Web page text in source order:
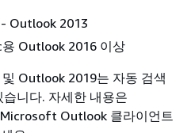
- Outlook 2013
Outlook 2016 이상
Outlook 2019는 자동 검색
니다. 자세한 내용은
Outlook 클라이언트